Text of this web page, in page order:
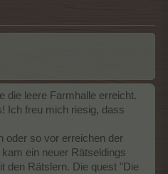
die leere Farmhalle erreicht.
Ich freu mich riesig, dass
oder so vor erreichen der
ein neuer Rätseldings
den Rätslern. Die quest "Die